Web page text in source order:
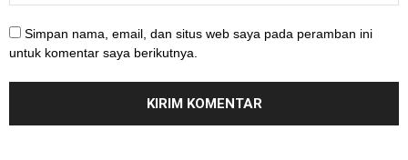
Simpan nama, email, dan situs web saya pada peramban ini
untuk komentar saya berikutnya.